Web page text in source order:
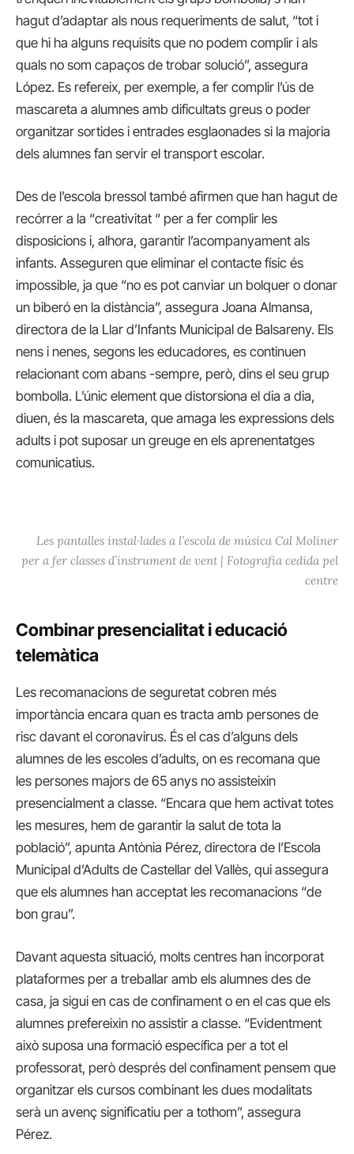
hagut d’adaptar als nous requeriments de salut, “tot i
que hi ha alguns requisits que no podem complir i als
quals no som capaços de trobar solució”, assegura
López. Es refereix, per exemple, a fer complir l’ús de
mascareta a alumnes amb dificultats greus o poder
organitzar sortides i entrades esglaonades si la majoria
dels alumnes fan servir el transport escolar.
Des de l’escola bressol també afirmen que han hagut de
recórrer a la “creativitat “ per a fer complir les
disposicions i, alhora, garantir l’acompanyament als
infants. Asseguren que eliminar el contacte físic és
impossible, ja que “no es pot canviar un bolquer o donar
un biberó en la distància”, assegura Joana Almansa,
directora de la Llar d’Infants Municipal de Balsareny. Els
nens i nenes, segons les educadores, es continuen
relacionant com abans -sempre, però, dins el seu grup
bombolla. L’únic element que distorsiona el dia a dia,
diuen, és la mascareta, que amaga les expressions dels
adults i pot suposar un greuge en els aprenentatges
comunicatius.
Les pantalles instal·lades a l’escola de música Cal Moliner
per a fer classes d’instrument de vent | Fotografia cedida pel
centre
Combinar presencialitat i educació
telemàtica
Les recomanacions de seguretat cobren més
importància encara quan es tracta amb persones de
risc davant el coronavirus. És el cas d’alguns dels
alumnes de les escoles d’adults, on es recomana que
les persones majors de 65 anys no assisteixin
presencialment a classe. “Encara que hem activat totes
les mesures, hem de garantir la salut de tota la
població”, apunta Antònia Pérez, directora de l’Escola
Municipal d’Adults de Castellar del Vallès, qui assegura
que els alumnes han acceptat les recomanacions “de
bon grau”.
Davant aquesta situació, molts centres han incorporat
plataformes per a treballar amb els alumnes des de
casa, ja sigui en cas de confinament o en el cas que els
alumnes prefereixin no assistir a classe. “Evidentment
això suposa una formació específica per a tot el
professorat, però després del confinament pensem que
organitzar els cursos combinant les dues modalitats
serà un avenç significatiu per a tothom”, assegura
Pérez.